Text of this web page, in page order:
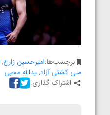
برچسب‌ها:امیرحسین زارع,
ملی کشتی آزاد,یدالله محبی
اشتراک گذاری: